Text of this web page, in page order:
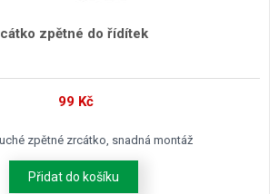
zpětné do řídítek
99 Kč
zpětné zrcátko, snadná montáž
Přidat do košíku